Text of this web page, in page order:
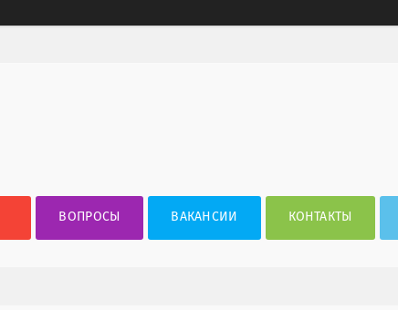
ВОПРОСЫ ВАКАНСИИ КОНТАКТЫ